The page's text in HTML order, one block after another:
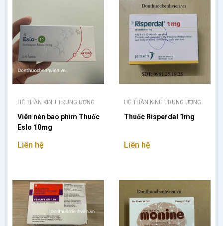
HỆ THẦN KINH TRUNG ƯƠNG
Viên nén bao phim Thuốc
Eslo 10mg
Liên hệ
HỆ THẦN KINH TRUNG ƯƠNG
Thuốc Risperdal 1mg
Liên hệ